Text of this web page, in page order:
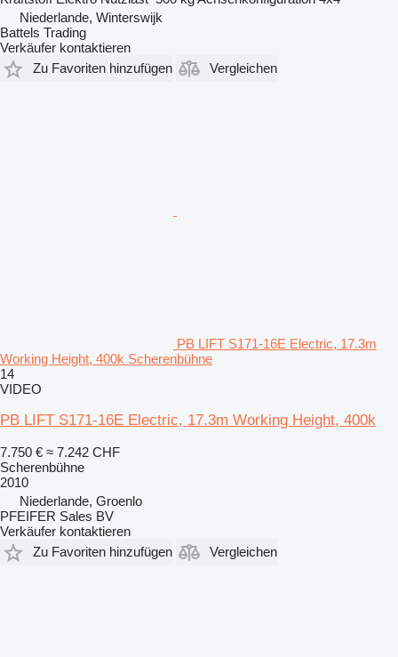
Niederlande, Winterswijk
Battels Trading
Verkäufer kontaktieren
Zu Favoriten hinzufügen
Vergleichen
PB LIFT S171-16E Electric, 17.3m
Working Height, 400k Scherenbühne
14
VIDEO
PB LIFT S171-16E Electric, 17.3m Working Height, 400k
7.750 € ≈ 7.242 CHF
Scherenbühne
2010
Niederlande, Groenlo
PFEIFER Sales BV
Verkäufer kontaktieren
Zu Favoriten hinzufügen
Vergleichen